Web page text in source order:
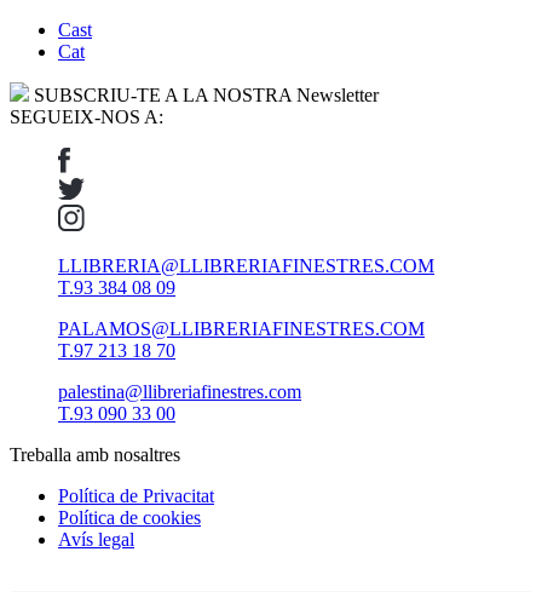
Cast
Cat
SUBSCRIU-TE A LA NOSTRA Newsletter
SEGUEIX-NOS A:
LLIBRERIA@LLIBRERIAFINESTRES.COM
T.93 384 08 09
PALAMOS@LLIBRERIAFINESTRES.COM
T.97 213 18 70
palestina@llibreriafinestres.com
T.93 090 33 00
Treballa amb nosaltres
Política de Privacitat
Política de cookies
Avís legal